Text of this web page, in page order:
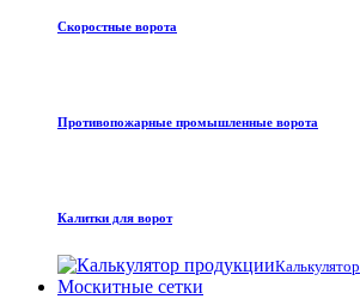
Скоростные ворота
Противопожарные промышленные ворота
Калитки для ворот
Калькулятор
Москитные сетки